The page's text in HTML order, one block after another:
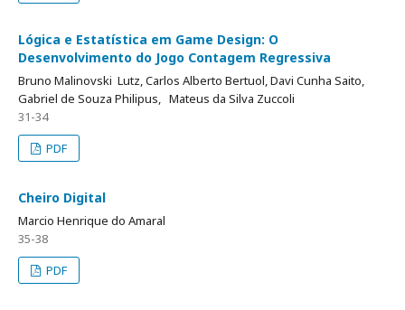
Lógica e Estatística em Game Design: O
Desenvolvimento do Jogo Contagem Regressiva
Bruno Malinovski Lutz, Carlos Alberto Bertuol, Davi Cunha Saito,
Gabriel de Souza Philipus, Mateus da Silva Zuccoli
31-34
PDF
Cheiro Digital
Marcio Henrique do Amaral
35-38
PDF